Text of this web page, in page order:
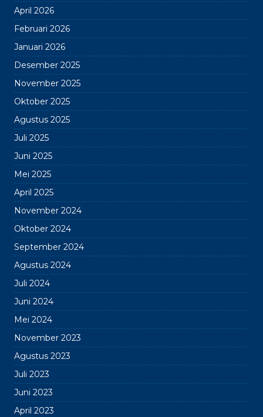
April 2026
Februari 2026
Januari 2026
Desember 2025
November 2025
Oktober 2025
Agustus 2025
Juli 2025
Juni 2025
Mei 2025
April 2025
November 2024
Oktober 2024
September 2024
Agustus 2024
Juli 2024
Juni 2024
Mei 2024
November 2023
Agustus 2023
Juli 2023
Juni 2023
April 2023